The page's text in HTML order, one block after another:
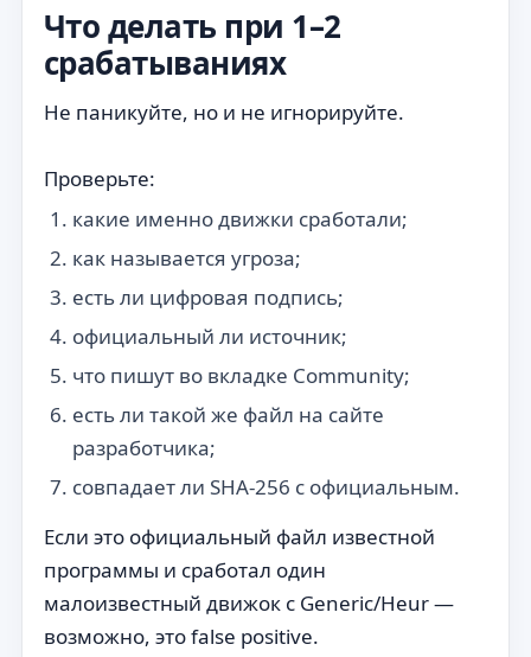
Что делать при 1–2
срабатываниях
Не паникуйте, но и не игнорируйте.
Проверьте:
какие именно движки сработали;
как называется угроза;
есть ли цифровая подпись;
официальный ли источник;
что пишут во вкладке Community;
есть ли такой же файл на сайте
разработчика;
совпадает ли SHA-256 с официальным.
Если это официальный файл известной
программы и сработал один
малоизвестный движок с Generic/Heur —
возможно, это false positive.